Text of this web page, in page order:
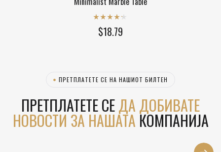
Rated
out of 5
$18.79
ПРЕТПЛАТЕТЕ СЕ НА НАШИОТ БИЛТЕН
ПРЕТПЛАТЕТЕ СЕДА ДОБИВАТЕ
НОВОСТИ ЗА НАШАТА КОМПАНИЈА